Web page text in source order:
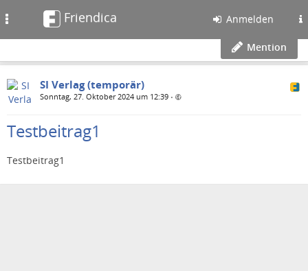
Friendica Anmelden
Mention
SI Verlag (temporär)
Sonntag, 27. Oktober 2024 um 12:39 •
Testbeitrag1
Testbeitrag1